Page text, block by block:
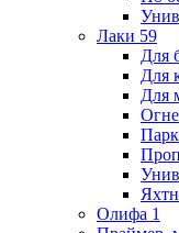
Лаки 59
Для
Для
Для
Олифа 1